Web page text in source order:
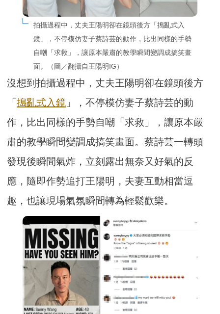
拍攝過程中，丈夫王陽明卻在鏡頭後方「搗亂式入
鏡」，不停模仿妻子蔡詩芸的動作，比出同樣的手勢
自嘲「求救」，讓原本嚴肅的教學瞬間變調成搞笑畫
面。（圖／翻攝自王陽明IG）
沒想到拍攝過程中，丈夫王陽明卻在鏡頭後方
「搗亂式入鏡 」，不停模仿妻子蔡詩芸的動
作，比出同樣的手勢自嘲「求救」，讓原本嚴
肅的教學瞬間變調成搞笑畫面。蔡詩芸一轉頭
發現後瞬間氣炸，立刻露出無奈又好氣的反
應，隨即作勢追打王陽明，夫妻互動相當逗
趣，也讓現場氣氛瞬間轉為輕鬆歡樂。